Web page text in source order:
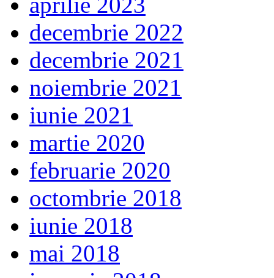
decembrie 2022
decembrie 2021
noiembrie 2021
iunie 2021
martie 2020
februarie 2020
octombrie 2018
iunie 2018
mai 2018